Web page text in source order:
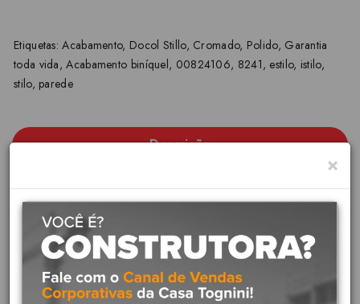
Etiquetas:Acabamento, Docol Stillo, Cromado, Polido, Garantia
toda vida,Acabamento biníquel, 00824106, 8241, estilo, istilo,
stilo, parede
Descrição
Docol - Linha DOCOL STILLO
O principal diferencial da linha DocolStillo é o design
×